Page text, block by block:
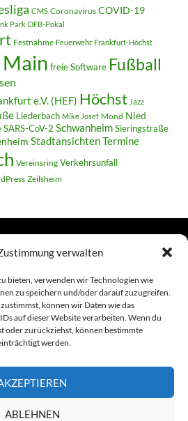
verwalten
bieten, verwenden wir Technologien wie
zu speichern und/oder darauf zuzugreifen.
können wir Daten wie das
auf dieser Website verarbeiten. Wenn du
oder zurückziehst, können bestimmte
werden.
ABLEHNEN
CMS Coronavirus COVID-19
Park DFB-Pokal
Festnahme Feuerwehr Frankfurt-Höchst
freie Software Fußball
e.V. (HEF) Höchst Jazz
Liederbach Mike Josef Mond Nied
SARS-CoV-2 SchwanheimSieringstraße
StadtansichtenTermine
Vereinsring Verkehrsunfall
Zeilsheim